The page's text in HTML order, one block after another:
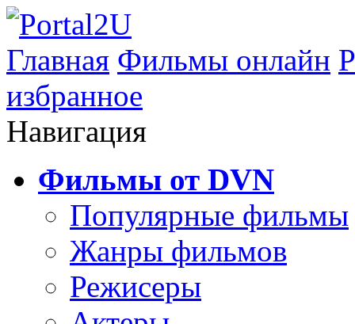
Главная Фильмы онлайн
избранное
Навигация
Фильмы от DVN
Популярные фильмы
Жанры фильмов
Режисеры